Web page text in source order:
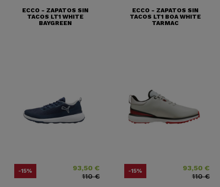
(3 notas)
ECCO - ZAPATOS SIN
TACOS LT1 WHITE
BAYGREEN
ECCO - ZAPATOS SIN
TACOS LT1 BOA WHITE
TARMAC
-15% Precio93,50 €
Precio base
110 €
-15% Precio93,50 €
Precio base
110 €